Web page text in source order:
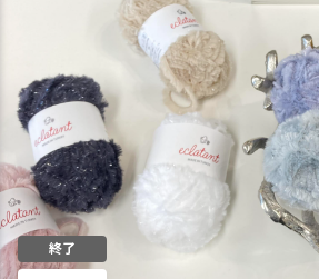
終了